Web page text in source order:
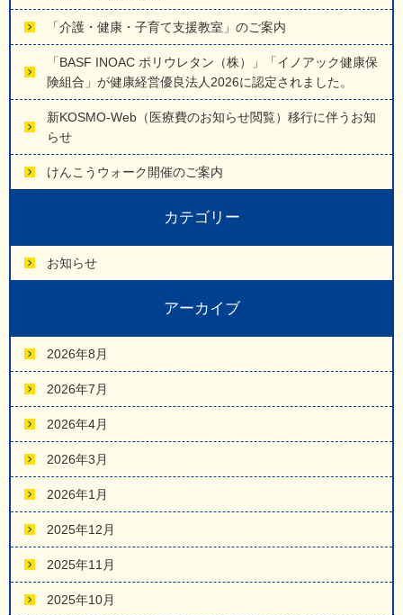
「介護・健康・子育て支援教室」のご案内
「BASF INOAC ポリウレタン（株）」「イノアック健康保
険組合」が健康経営優良法人2026に認定されました。
新KOSMO-Web（医療費のお知らせ閲覧）移行に伴うお知
らせ
けんこうウォーク開催のご案内
カテゴリー
お知らせ
アーカイブ
2026年8月
2026年7月
2026年4月
2026年3月
2026年1月
2025年12月
2025年11月
2025年10月